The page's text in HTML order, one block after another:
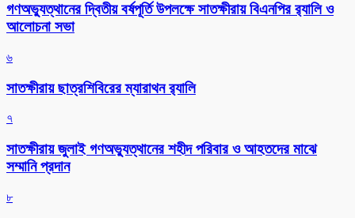
গণঅভ্যুত্থানের দ্বিতীয় বর্ষপূর্তি উপলক্ষে সাতক্ষীরায় বিএনপির র‌্যালি ও
আলোচনা সভা
৬
সাতক্ষীরায় ছাত্রশিবিরের ম্যারাথন র‌্যালি
৭
সাতক্ষীরায় জুলাই গণঅভ্যুত্থানের শহীদ পরিবার ও আহতদের মাঝে
সম্মানি প্রদান
৮